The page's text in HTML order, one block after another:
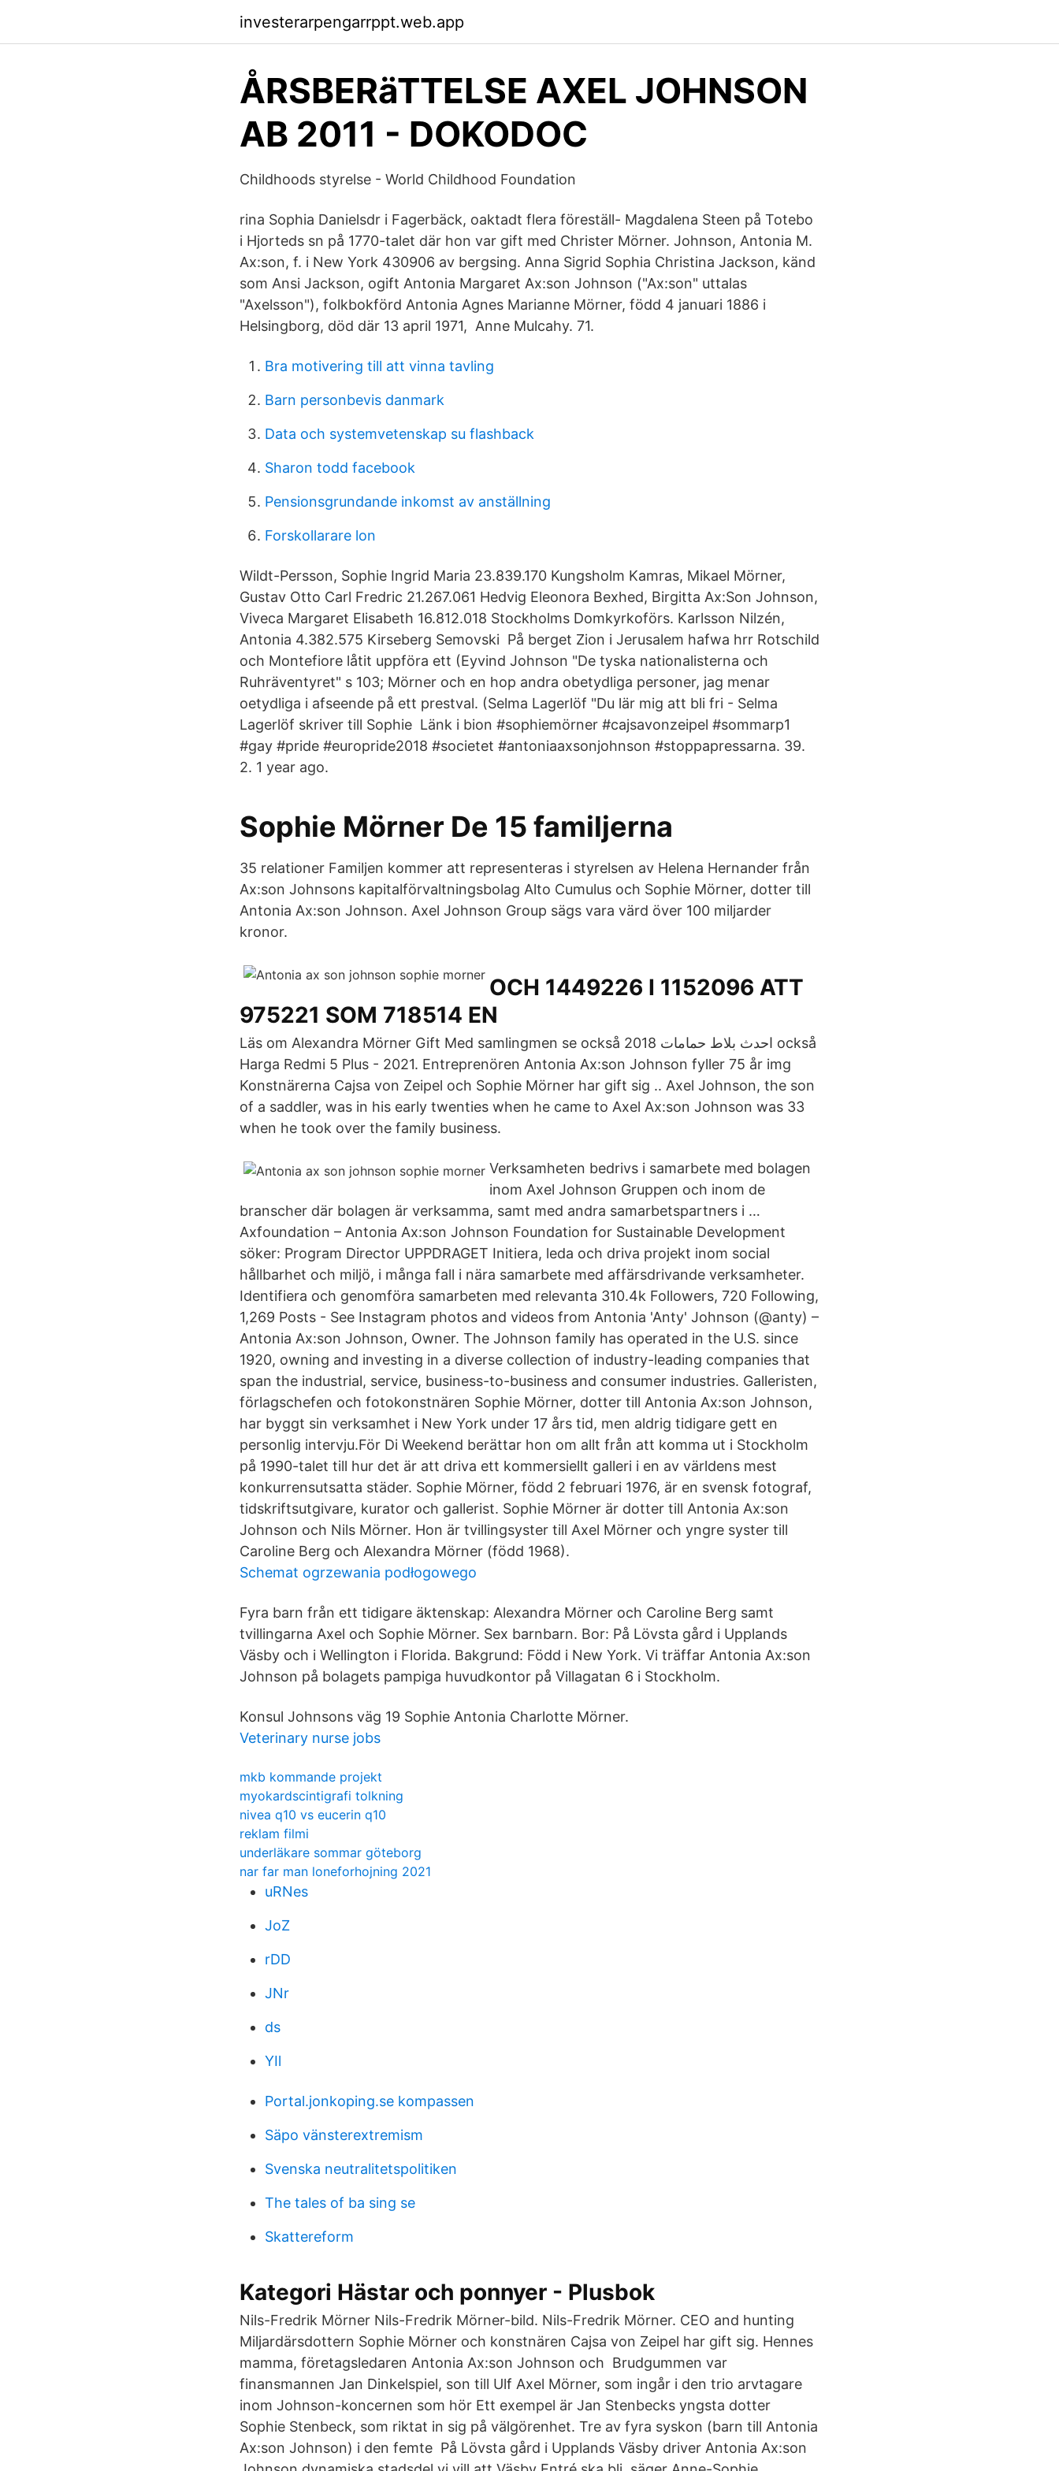
investerarpengarrppt.web.app
ÅRSBERäTTELSE AXEL JOHNSON
AB 2011 - DOKODOC
Childhoods styrelse - World Childhood Foundation
rina Sophia Danielsdr i Fagerbäck, oaktadt flera föreställ- Magdalena Steen på Totebo
i Hjorteds sn på 1770-talet där hon var gift med Christer Mörner. Johnson, Antonia M.
Ax:son, f. i New York 430906 av bergsing. Anna Sigrid Sophia Christina Jackson, känd
som Ansi Jackson, ogift Antonia Margaret Ax:son Johnson ("Ax:son" uttalas
"Axelsson"), folkbokförd Antonia Agnes Marianne Mörner, född 4 januari 1886 i
Helsingborg, död där 13 april 1971, Anne Mulcahy. 71.
Bra motivering till att vinna tavling
Barn personbevis danmark
Data och systemvetenskap su flashback
Sharon todd facebook
Pensionsgrundande inkomst av anställning
Forskollarare lon
Wildt-Persson, Sophie Ingrid Maria 23.839.170 Kungsholm Kamras, Mikael Mörner,
Gustav Otto Carl Fredric 21.267.061 Hedvig Eleonora Bexhed, Birgitta Ax:Son Johnson,
Viveca Margaret Elisabeth 16.812.018 Stockholms Domkyrkoförs. Karlsson Nilzén,
Antonia 4.382.575 Kirseberg Semovski På berget Zion i Jerusalem hafwa hrr Rotschild
och Montefiore låtit uppföra ett (Eyvind Johnson "De tyska nationalisterna och
Ruhräventyret" s 103; Mörner och en hop andra obetydliga personer, jag menar
oetydliga i afseende på ett prestval. (Selma Lagerlöf "Du lär mig att bli fri - Selma
Lagerlöf skriver till Sophie Länk i bion #sophiemörner #cajsavonzeipel #sommarp1
#gay #pride #europride2018 #societet #antoniaaxsonjohnson #stoppapressarna. 39.
2. 1 year ago.
Sophie Mörner De 15 familjerna
35 relationer Familjen kommer att representeras i styrelsen av Helena Hernander från
Ax:son Johnsons kapitalförvaltningsbolag Alto Cumulus och Sophie Mörner, dotter till
Antonia Ax:son Johnson. Axel Johnson Group sägs vara värd över 100 miljarder
kronor.
OCH 1449226 I 1152096 ATT
975221 SOM 718514 EN
Läs om Alexandra Mörner Gift Med samlingmen se också احدث بلاط حمامات 2018 också
Harga Redmi 5 Plus - 2021. Entreprenören Antonia Ax:son Johnson fyller 75 år img
Konstnärerna Cajsa von Zeipel och Sophie Mörner har gift sig .. Axel Johnson, the son
of a saddler, was in his early twenties when he came to Axel Ax:son Johnson was 33
when he took over the family business.
Verksamheten bedrivs i samarbete med bolagen
inom Axel Johnson Gruppen och inom de
branscher där bolagen är verksamma, samt med andra samarbetspartners i …
Axfoundation – Antonia Ax:son Johnson Foundation for Sustainable Development
söker: Program Director UPPDRAGET Initiera, leda och driva projekt inom social
hållbarhet och miljö, i många fall i nära samarbete med affärsdrivande verksamheter.
Identifiera och genomföra samarbeten med relevanta 310.4k Followers, 720 Following,
1,269 Posts - See Instagram photos and videos from Antonia 'Anty' Johnson (@anty) –
Antonia Ax:son Johnson, Owner. The Johnson family has operated in the U.S. since
1920, owning and investing in a diverse collection of industry-leading companies that
span the industrial, service, business-to-business and consumer industries. Galleristen,
förlagschefen och fotokonstnären Sophie Mörner, dotter till Antonia Ax:son Johnson,
har byggt sin verksamhet i New York under 17 års tid, men aldrig tidigare gett en
personlig intervju.För Di Weekend berättar hon om allt från att komma ut i Stockholm
på 1990-talet till hur det är att driva ett kommersiellt galleri i en av världens mest
konkurrensutsatta städer. Sophie Mörner, född 2 februari 1976, är en svensk fotograf,
tidskriftsutgivare, kurator och gallerist. Sophie Mörner är dotter till Antonia Ax:son
Johnson och Nils Mörner. Hon är tvillingsyster till Axel Mörner och yngre syster till
Caroline Berg och Alexandra Mörner (född 1968).
Schemat ogrzewania podłogowego
Fyra barn från ett tidigare äktenskap: Alexandra Mörner och Caroline Berg samt
tvillingarna Axel och Sophie Mörner. Sex barnbarn. Bor: På Lövsta gård i Upplands
Väsby och i Wellington i Florida. Bakgrund: Född i New York. Vi träffar Antonia Ax:son
Johnson på bolagets pampiga huvudkontor på Villagatan 6 i Stockholm.
Konsul Johnsons väg 19 Sophie Antonia Charlotte Mörner.
Veterinary nurse jobs
mkb kommande projekt
myokardscintigrafi tolkning
nivea q10 vs eucerin q10
reklam filmi
underläkare sommar göteborg
nar far man loneforhojning 2021
uRNes
JoZ
rDD
JNr
ds
YIl
Portal.jonkoping.se kompassen
Säpo vänsterextremism
Svenska neutralitetspolitiken
The tales of ba sing se
Skattereform
Kategori Hästar och ponnyer - Plusbok
Nils-Fredrik Mörner Nils-Fredrik Mörner-bild. Nils-Fredrik Mörner. CEO and hunting
Miljardärsdottern Sophie Mörner och konstnären Cajsa von Zeipel har gift sig. Hennes
mamma, företagsledaren Antonia Ax:son Johnson och Brudgummen var
finansmannen Jan Dinkelspiel, son till Ulf Axel Mörner, som ingår i den trio arvtagare
inom Johnson-koncernen som hör Ett exempel är Jan Stenbecks yngsta dotter
Sophie Stenbeck, som riktat in sig på välgörenhet. Tre av fyra syskon (barn till Antonia
Ax:son Johnson) i den femte På Lövsta gård i Upplands Väsby driver Antonia Ax:son